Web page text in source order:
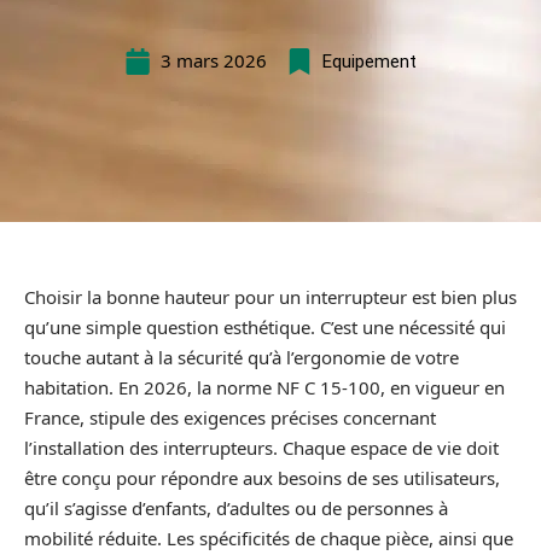
3 mars 2026 Equipement
Choisir la bonne hauteur pour un interrupteur est bien plus
qu’une simple question esthétique. C’est une nécessité qui
touche autant à la sécurité qu’à l’ergonomie de votre
habitation. En 2026, la norme NF C 15-100, en vigueur en
France, stipule des exigences précises concernant
l’installation des interrupteurs. Chaque espace de vie doit
être conçu pour répondre aux besoins de ses utilisateurs,
qu’il s’agisse d’enfants, d’adultes ou de personnes à
mobilité réduite. Les spécificités de chaque pièce, ainsi que